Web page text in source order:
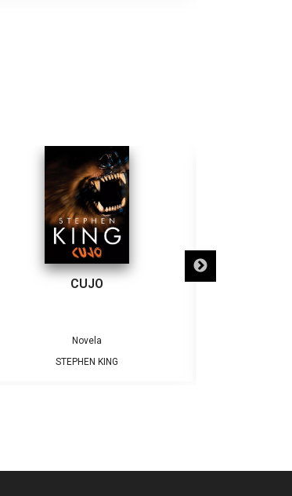
CUJO
Novela
STEPHEN KING